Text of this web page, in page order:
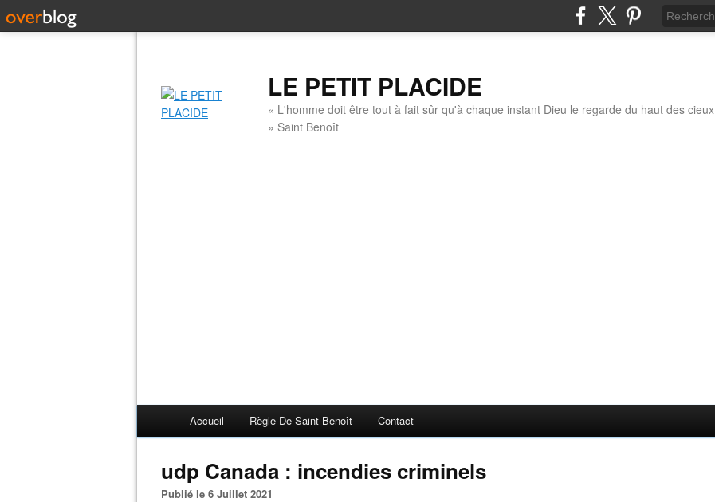
LE PETIT PLACIDE
« L'homme doit être tout à fait sûr qu'à chaque instant Dieu le regarde du haut des cieux
» Saint Benoît
Accueil Règle De Saint Benoît Contact
udp Canada : incendies criminels
Publié le 6 Juillet 2021